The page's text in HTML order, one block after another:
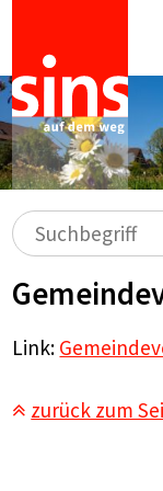
Direkt zum Inhalt
Suchbegriff
Link:
zurück zum